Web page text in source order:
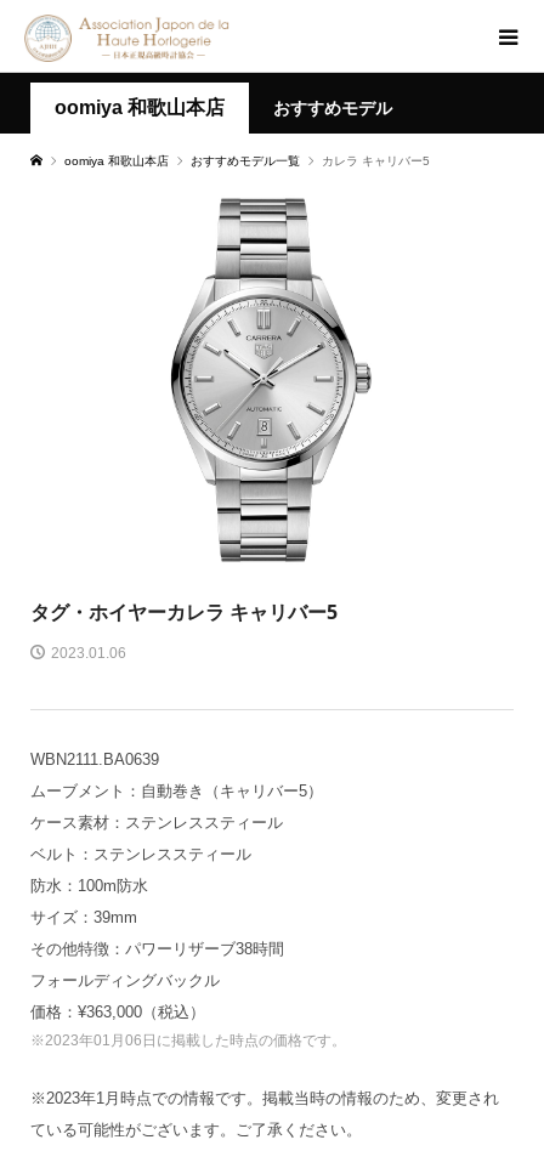
oomiya 和歌山本店 おすすめモデル
oomiya 和歌山本店 おすすめモデル一覧 カレラ キャリバー5
タグ・ホイヤーカレラ キャリバー5
2023.01.06
WBN2111.BA0639
ムーブメント：自動巻き（キャリバー5）
ケース素材：ステンレススティール
ベルト：ステンレススティール
防水：100m防水
サイズ：39mm
その他特徴：パワーリザーブ38時間
フォールディングバックル
価格：¥363,000（税込）
※2023年01月06日に掲載した時点の価格です。
※2023年1月時点での情報です。掲載当時の情報のため、変更され
ている可能性がございます。ご了承ください。